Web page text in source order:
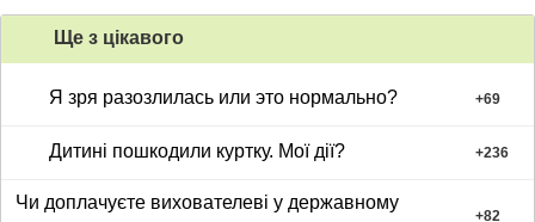
Ще з цiкавого
Я зря разозлилась или это нормально? +69
Дитині пошкодили куртку. Мої дії? +236
Чи доплачуєте вихователеві у державному
+82